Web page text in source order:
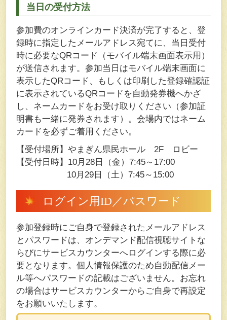
当日の受付方法
参加費のオンラインカード決済が完了すると、登
録時に指定したメールアドレス宛てに、当日受付
時に必要なQRコード（モバイル端末画面表示用）
が送信されます。参加当日はモバイル端末画面に
表示したQRコード、もしくは印刷した登録確認証
に表示されているQRコードを自動発券機へかざ
し、ネームカードをお受け取りください（参加証
明書も一緒に発券されます）。会場内ではネーム
カードを必ずご着用ください。
【受付場所】やまぎん県民ホール 2F ロビー
【受付日時】10月28日（金）7:45～17:00
10月29日（土）7:45～15:00
ログイン用ID／パスワード
参加登録時にご自身で登録されたメールアドレス
とパスワードは、オンデマンド配信視聴サイトな
らびにサービスカウンターへログインする際に必
要となります。個人情報保護のため自動配信メー
ル等へパスワードの記載はございません。お忘れ
の場合はサービスカウンターからご自身で再設定
をお願いいたします。